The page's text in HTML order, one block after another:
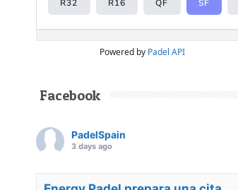
Powered by Padel API
Facebook
PadelSpain
3 days ago